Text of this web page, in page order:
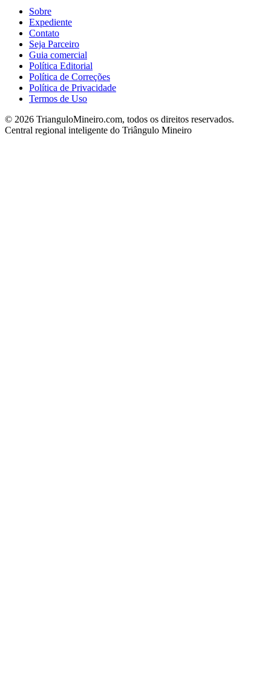
Sobre
Expediente
Contato
Seja Parceiro
Guia comercial
Política Editorial
Política de Correções
Política de Privacidade
Termos de Uso
© 2026 TrianguloMineiro.com, todos os direitos reservados.
Central regional inteligente do Triângulo Mineiro